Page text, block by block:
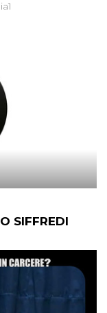
SIFFREDI